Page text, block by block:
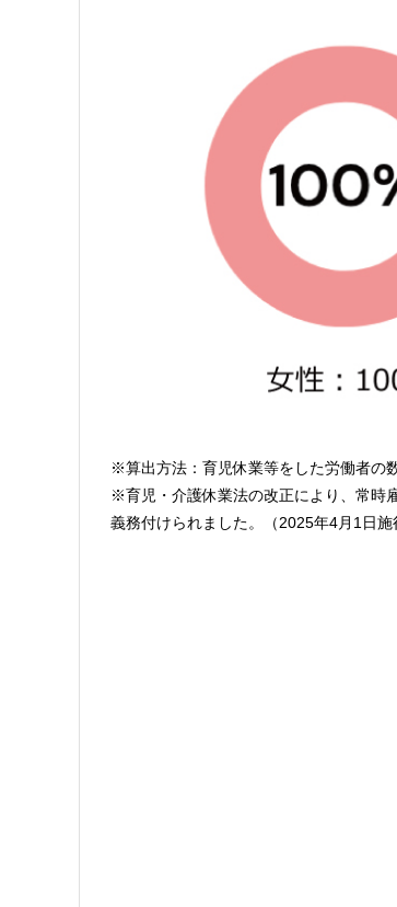
※算出方法：育児休業等をした労働者の
※育児・介護休業法の改正により、常時
義務付けられました。（2025年4月1日施